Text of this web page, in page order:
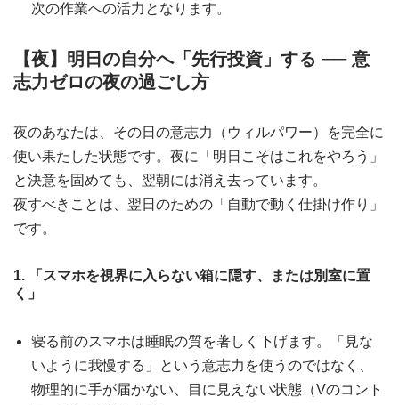
次の作業への活力となります。
【夜】明日の自分へ「先行投資」する ── 意
志力ゼロの夜の過ごし方
夜のあなたは、その日の意志力（ウィルパワー）を完全に
使い果たした状態です。夜に「明日こそはこれをやろう」
と決意を固めても、翌朝には消え去っています。
夜すべきことは、翌日のための「自動で動く仕掛け作り」
です。
1. 「スマホを視界に入らない箱に隠す、または別室に置
く」
寝る前のスマホは睡眠の質を著しく下げます。「見な
いように我慢する」という意志力を使うのではなく、
物理的に手が届かない、目に見えない状態（Vのコント